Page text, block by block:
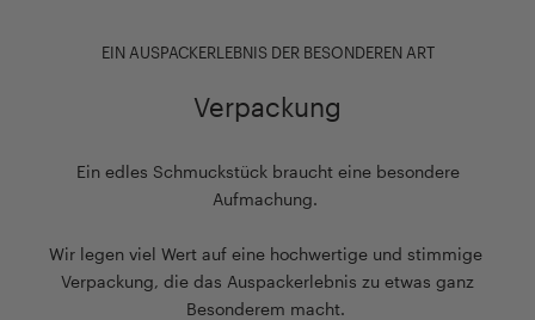
EIN AUSPACKERLEBNIS DER BESONDEREN ART
Verpackung
Ein edles Schmuckstück braucht eine besondere
Aufmachung.
Wir legen viel Wert auf eine hochwertige und stimmige
Verpackung, die das Auspackerlebnis zu etwas ganz
Besonderem macht.